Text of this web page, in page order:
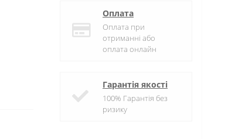
Оплата
Оплата при
отриманні або
оплата онлайн
Гарантія якості
100% Гарантія без
ризику